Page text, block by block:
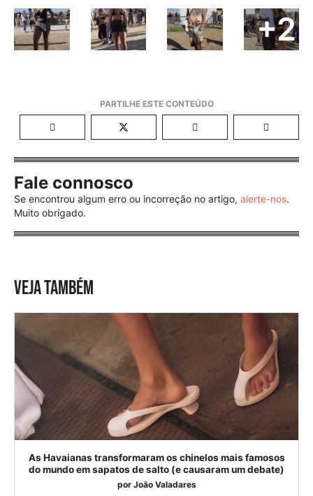
+2
Fale connosco
Se encontrou algum erro ou incorreção no artigo, alerte-nos.
Muito obrigado.
VEJA TAMBÉM
As Havaianas transformaram os chinelos mais famosos
do mundo em sapatos de salto (e causaram um debate)
por João Valadares